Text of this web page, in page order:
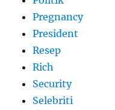
Pregnancy
President
Resep
Rich
Security
Selebriti